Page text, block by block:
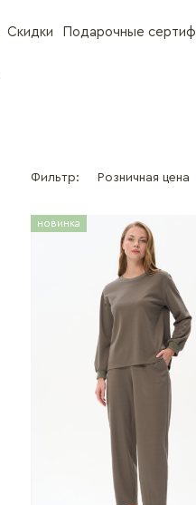
Скидки Подарочные
Фильтр: Розничная цена
новинка